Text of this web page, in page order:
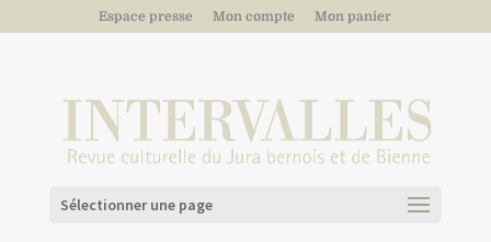
Espace presse Mon compte Mon panier
Sélectionner une page